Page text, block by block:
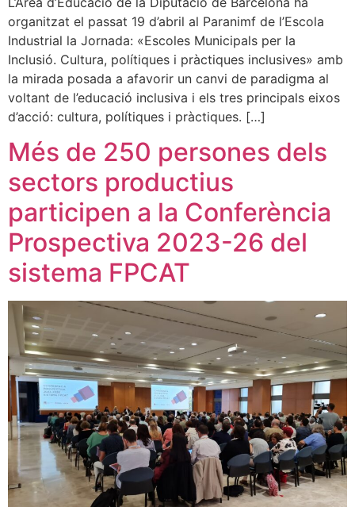
organitzat el passat 19 d’abril al Paranimf de l’Escola
Industrial la Jornada: «Escoles Municipals per la
Inclusió. Cultura, polítiques i pràctiques inclusives» amb
la mirada posada a afavorir un canvi de paradigma al
voltant de l’educació inclusiva i els tres principals eixos
d’acció: cultura, polítiques i pràctiques. […]
Més de 250 persones dels
sectors productius
participen a la Conferència
Prospectiva 2023-26 del
sistema FPCAT